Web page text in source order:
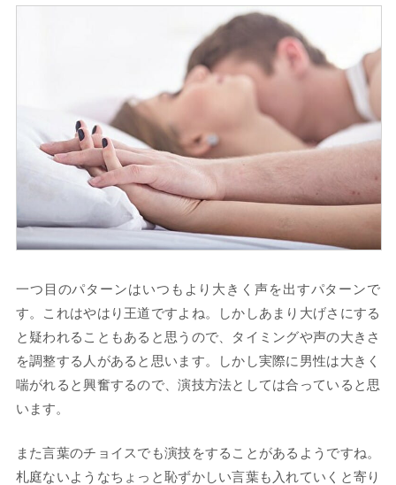
一つ目のパターンはいつもより大きく声を出すパターンで
す。これはやはり王道ですよね。しかしあまり大げさにする
と疑われることもあると思うので、タイミングや声の大きさ
を調整する人があると思います。しかし実際に男性は大きく
喘がれると興奮するので、演技方法としては合っていると思
います。
また言葉のチョイスでも演技をすることがあるようですね。
札庭ないようなちょっと恥ずかしい言葉も入れていくと寄り